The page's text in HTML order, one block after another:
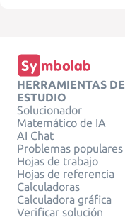
HERRAMIENTAS DE
ESTUDIO
Solucionador
Matemático de IA
AI Chat
Problemas populares
Hojas de trabajo
Hojas de referencia
Calculadoras
Calculadora gráfica
Verificar solución